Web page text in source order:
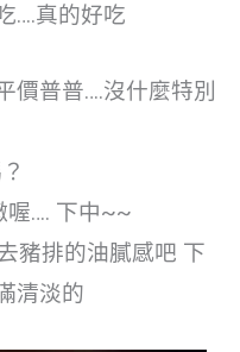
….真的好吃
價普普….沒什麼特別
喔…. 下中~~
豬排的油膩感吧 下
清淡的